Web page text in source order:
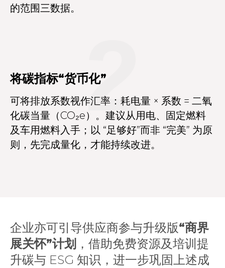
的范围三数据。
将碳指标“货币化”
可将排放系数视作汇率：耗电量 × 系数 = 二氧
化碳当量（CO₂e）。建议从用电、固定燃料
及车用燃料入手；以 “足够好”而非 “完美” 为原
则，先完成量化，才能持续改进。
2
企业亦可引导供应商参与升级版“商界
展关怀”计划 ，借助免费资源及培训提
升碳与 ESG 知识，进一步巩固上述成